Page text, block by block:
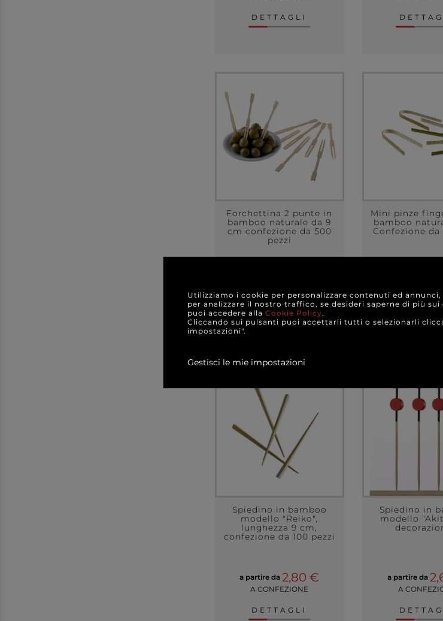
DETTAGLI
Forchettina 2 punte in
bamboo naturale da 9
cm confezione da 500
pezzi
A CONFEZIONE
DETTAGLI
Mini pinze
bamboo
Confezione da
A
Spiedino in bamboo
modello "Reiko",
lunghezza 9 cm,
confezione da 100 pezzi
a partire da2,80 €
A CONFEZIONE
DETTAGLI
Spiedino in
modello
a partire da
A
Utilizziamo i cookie per personalizzare contenuti ed
per analizzare il nostro traffico, se desideri saperne di più
puoi accedere alla Cookie Policy.
Cliccando sui pulsanti puoi accettarli tutti o selezionarli
impostazioni".
Gestisci le mie impostazioni